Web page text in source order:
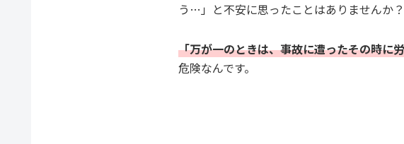
う…」と不安に思ったことはありませんか？
「万が一のときは、事故に遭ったその時に
危険なんです。